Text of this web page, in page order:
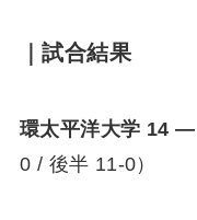
｜試合結果
環太平洋大学 14
0 / 後半 11-0）